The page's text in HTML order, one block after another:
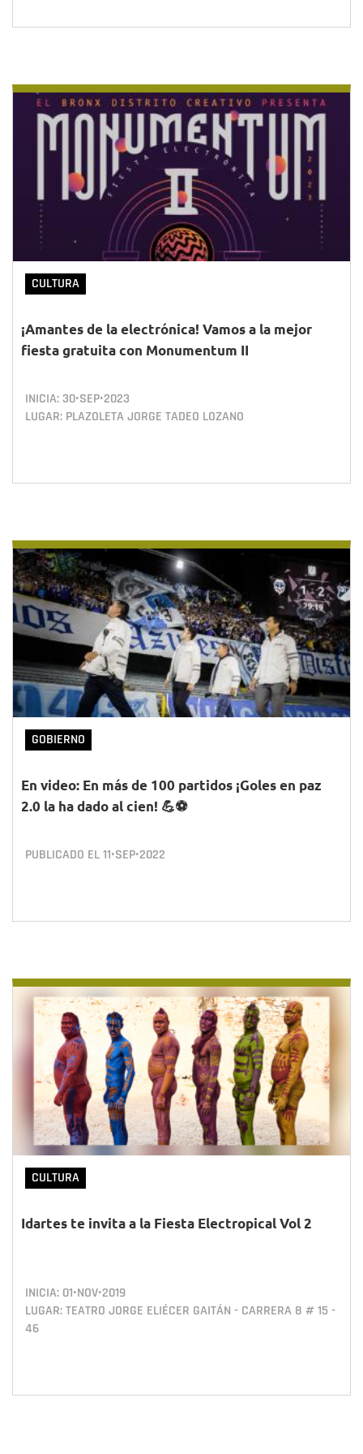
CULTURA
¡Amantes de la electrónica! Vamos a la mejor
fiesta gratuita con Monumentum II
INICIA: 30•SEP•2023
LUGAR: PLAZOLETA JORGE TADEO LOZANO
GOBIERNO
En video: En más de 100 partidos ¡Goles en paz
2.0 la ha dado al cien! 💪⚽
PUBLICADO EL11•SEP•2022
CULTURA
Idartes te invita a la Fiesta Electropical Vol 2
INICIA: 01•NOV•2019
LUGAR: TEATRO JORGE ELIÉCER GAITÁN - CARRERA 8 # 15 -
46